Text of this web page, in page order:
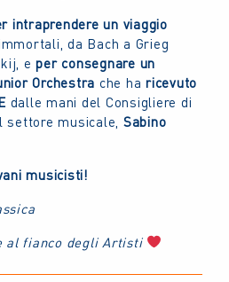
intraprendere un viaggio
da Bach a Grieg
eper consegnare un
Orchestra che ha ricevuto
dalle mani del Consigliere di
musicale, Sabino
musicisti!
al fianco degli Artisti